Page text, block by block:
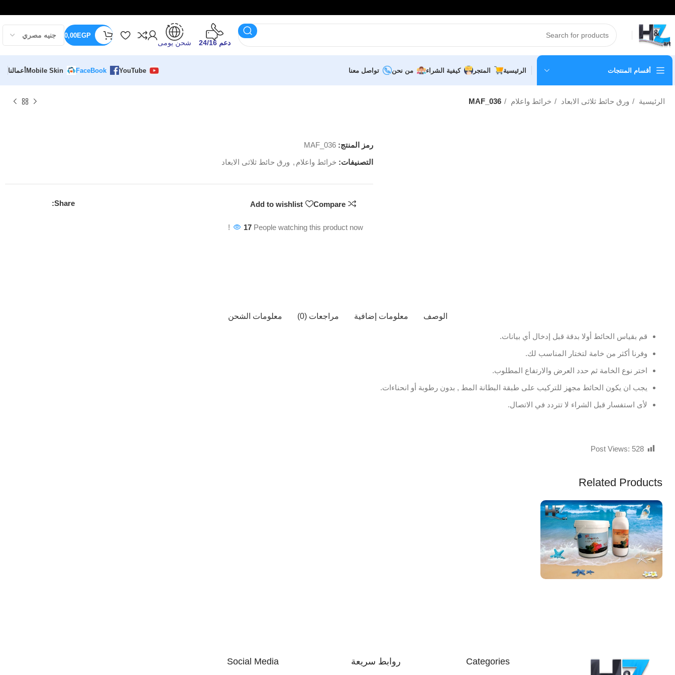
دعم 24/16 شحن يومى
0,00EGP
أقسام المنتجات الرئيسية المتجر كيفية الشراء من نحن تواصل معنا YouTube
FaceBook
Mobile Skinأعمالنا
الرئيسية ورق حائط ثلاثى الابعاد خرائط واعلام MAF_036
رمز المنتج: MAF_036
التصنيفات: خرائط واعلام , ورق حائط ثلاثى الابعاد
Compare
Add to wishlist
Share:
17 People watching this product now!
الوصف معلومات إضافية مراجعات (0) معلومات الشحن
قم بقياس الحائط أولا بدقة قبل إدخال أي بيانات.
وفرنا أكثر من خامة لتختار المناسب لك.
اختر نوع الخامة ثم حدد العرض والارتفاع المطلوب.
يجب ان يكون الحائط مجهز للتركيب على طبقة البطانة المط , بدون رطوبة أو انحناءات.
لأى استفسار قبل الشراء لا تتردد في الاتصال.
Post Views: 528
Related Products
Categories روابط سريعة Social Media